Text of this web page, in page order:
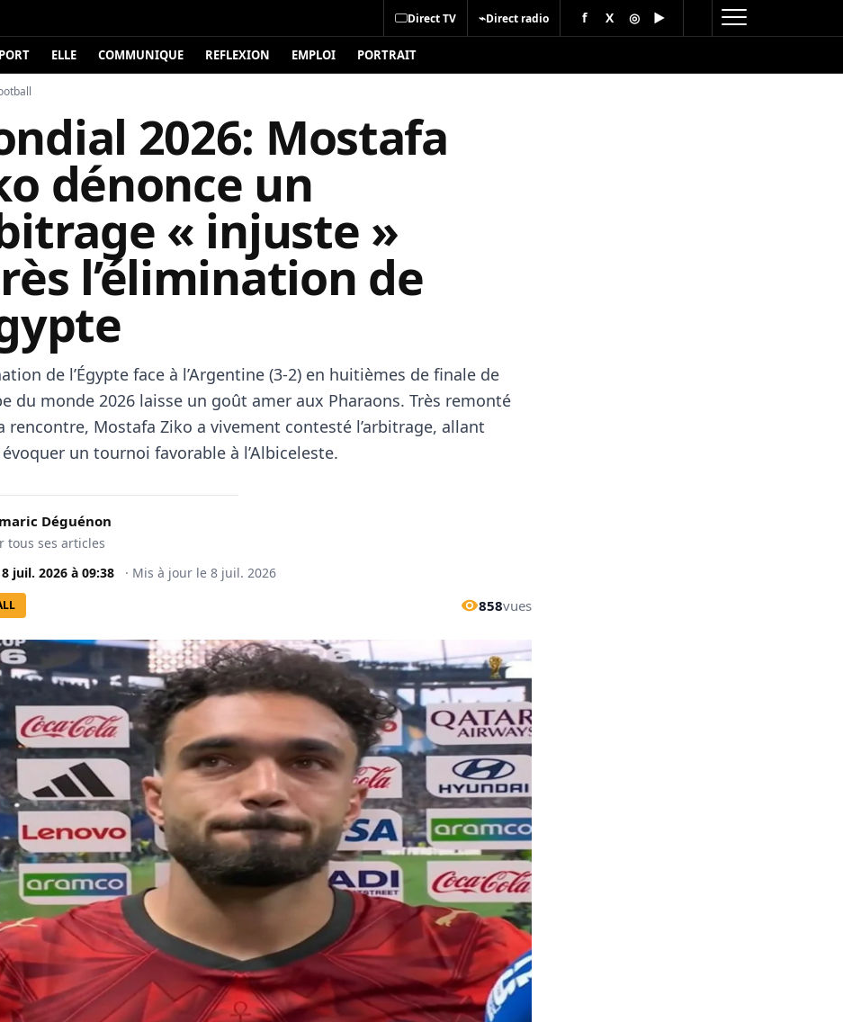
Direct TV ⌁Direct radio f X ◎ ▶
ELLE COMMUNIQUE REFLEXION EMPLOI PORTRAIT
2026: Mostafa
dénonce un
« injuste »
l’élimination de
de l’Égypte face à l’Argentine (3-2) en huitièmes de finale de
du monde 2026 laisse un goût amer aux Pharaons. Très remonté
rencontre, Mostafa Ziko a vivement contesté l’arbitrage, allant
évoquer un tournoi favorable à l’Albiceleste.
Déguénon
tous ses articles
8 juil. 2026 à 09:38 · Mis à jour le 8 juil. 2026
858vues